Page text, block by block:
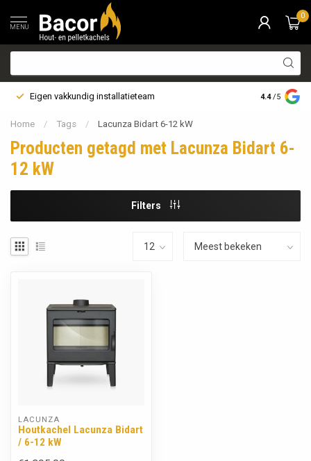
MENU
0
Eigen vakkundig installatieteam Bezorging
4.4 /5
Home / Tags / Lacunza Bidart 6-12 kW
Producten getagd met Lacunza Bidart 6-
12 kW
Filters
LACUNZA
Houtkachel Lacunza Bidart
/ 6-12 kW